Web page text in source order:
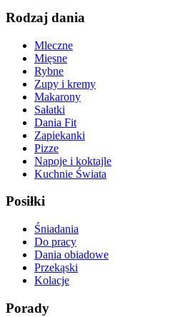
Rodzaj dania
Mleczne
Mięsne
Rybne
Zupy i kremy
Makarony
Sałatki
Dania Fit
Zapiekanki
Pizze
Napoje i koktajle
Kuchnie Świata
Posiłki
Śniadania
Do pracy
Dania obiadowe
Przekąski
Kolacje
Porady